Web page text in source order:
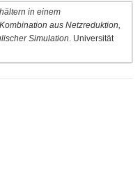
in einem
aus Netzreduktion,
Simulation . Universität